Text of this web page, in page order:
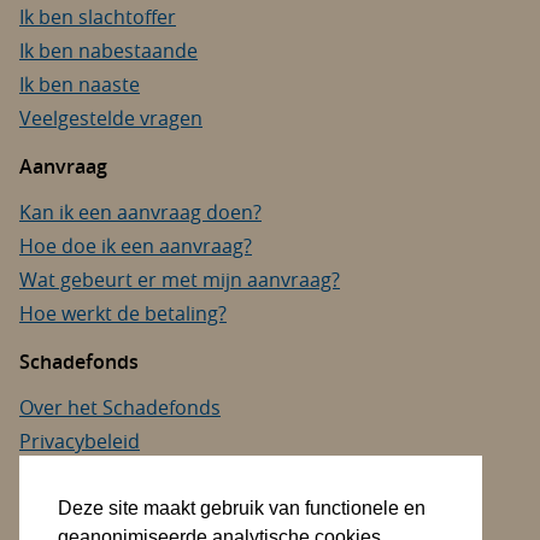
Deze site maakt gebruik van functionele en
Ik ben slachtoffer
Ik ben nabestaande
Ik ben naaste
Veelgestelde vragen
Aanvraag
Kan ik een aanvraag doen?
Hoe doe ik een aanvraag?
Wat gebeurt er met mijn aanvraag?
Hoe werkt de betaling?
Schadefonds
Over het Schadefonds
Privacybeleid
Toegankelijkheid